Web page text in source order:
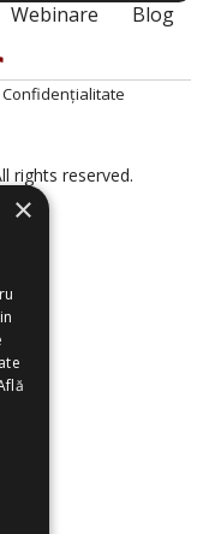
Webinare
Blog
rights reserved.
Confidențialitate
×